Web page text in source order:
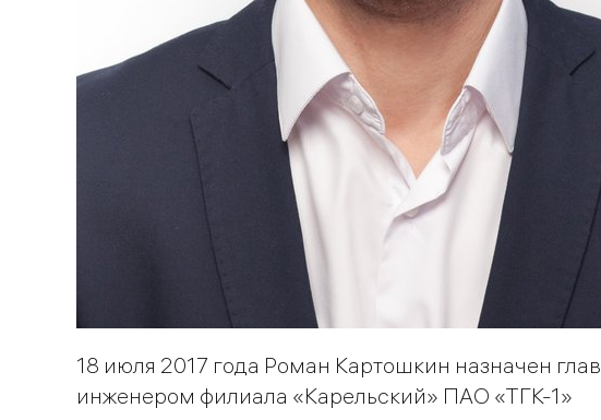
18 июля 2017 года Роман Картошкин назначен
инженером филиала «Карельский» ПАО «ТГК-1»